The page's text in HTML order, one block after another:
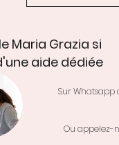
Maria Grazia si
aide dédiée
Sur Whatsapp
Ou appelez-